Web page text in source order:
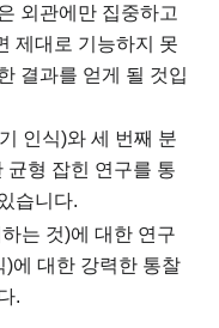
외관에만 집중하고
제대로 기능하지 못
결과를 얻게 될 것입
인식)와 세 번째 분
균형 잡힌 연구를 통
습니다.
는 것)에 대한 연구
)에 대한 강력한 통찰
.